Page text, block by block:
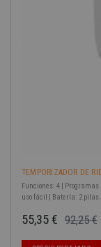
TEMPORIZADOR DE
Funciones: 4 |
uso fácil | Batería: 2
92,25 €
55,35 €